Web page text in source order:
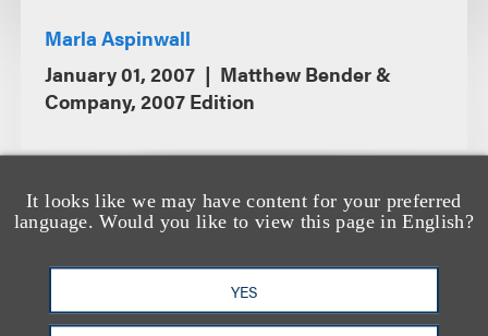
It looks like we may have content for your preferred
language. Would you like to view this page in English?
YES
Marla Aspinwall
January 01, 2007
Matthew Bender &
Company, 2007 Edition